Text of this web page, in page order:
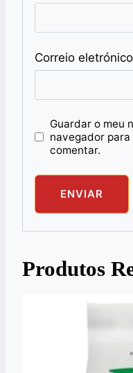
Correio eletrónico
Guardar o meu
navegador para
comentar.
Produtos